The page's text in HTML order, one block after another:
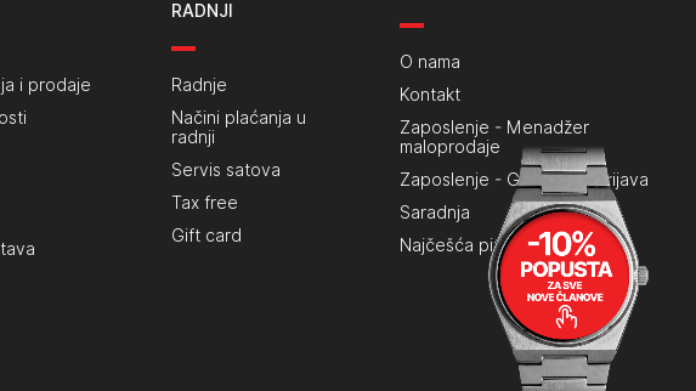
i prodaje
RADNJI
Radnje
Načini plaćanja u
radnji
Servis satova
Tax free
Gift card
O nama
Kontakt
Zaposlenje - Menadžer
maloprodaje
Zaposlenje - Generalna prijava
Saradnja
Najčešća pitanja